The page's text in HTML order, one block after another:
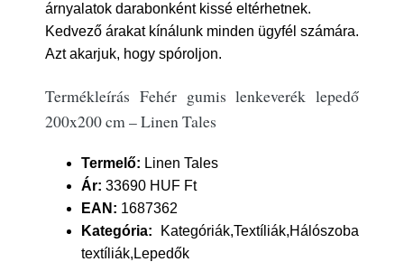
árnyalatok darabonként kissé eltérhetnek.
Kedvező árakat kínálunk minden ügyfél számára.
Azt akarjuk, hogy spóroljon.
Termékleírás Fehér gumis lenkeverék lepedő
200x200 cm – Linen Tales
Termelő: Linen Tales
Ár: 33690 HUF Ft
EAN: 1687362
Kategória: Kategóriák,Textíliák,Hálószoba
textíliák,Lepedők